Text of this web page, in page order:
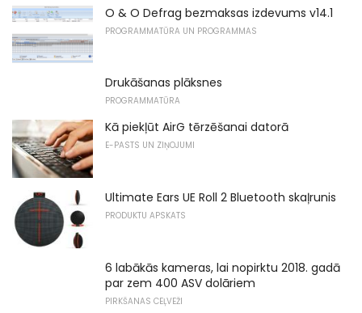
O & O Defrag bezmaksas izdevums v14.1
PROGRAMMATŪRA UN PROGRAMMAS
Drukāšanas plāksnes
PROGRAMMATŪRA
Kā piekļūt AirG tērzēšanai datorā
E-PASTS UN ZIŅOJUMI
Ultimate Ears UE Roll 2 Bluetooth skaļrunis
PRODUKTU APSKATS
6 labākās kameras, lai nopirktu 2018. gadā
par zem 400 ASV dolāriem
PIRKŠANAS CEĻVEŽI